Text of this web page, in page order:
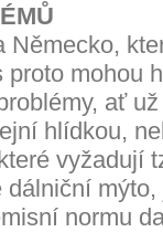
Německo,
mohou
ať
hlídkou,
vyžadují
normu